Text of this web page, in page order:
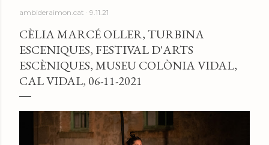
ambideraimon.cat 9.11.21
CÈLIA MARCÉ OLLER, TURBINA
ESCENIQUES, FESTIVAL D'ARTS
ESCÈNIQUES, MUSEU COLÒNIA VIDAL,
CAL VIDAL, 06-11-2021